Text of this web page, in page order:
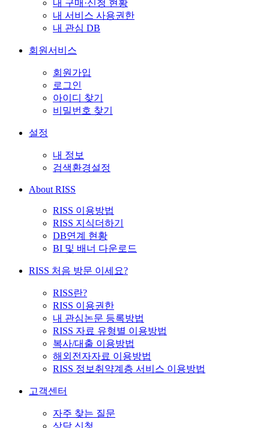
내 구매·신청 현황
내 서비스 사용권한
내 관심 DB
회원서비스
회원가입
로그인
아이디 찾기
비밀번호 찾기
설정
내 정보
검색환경설정
About RISS
RISS 이용방법
RISS 지식더하기
DB연계 현황
BI 및 배너 다운로드
RISS 처음 방문 이세요?
RISS란?
RISS 이용권한
내 관심논문 등록방법
RISS 자료 유형별 이용방법
복사/대출 이용방법
해외전자자료 이용방법
RISS 정보취약계층 서비스 이용방법
고객센터
자주 찾는 질문
상담 신청